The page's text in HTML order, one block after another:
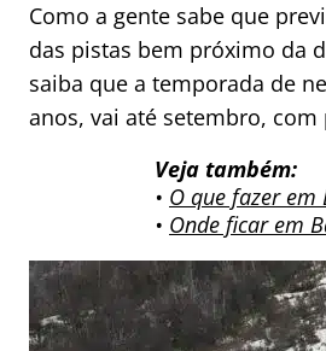
Como a gente sabe que
das pistas bem próximo da
saiba que a temporada de
anos, vai até setembro,
Veja também:
• O que fazer em
• Onde ficar em